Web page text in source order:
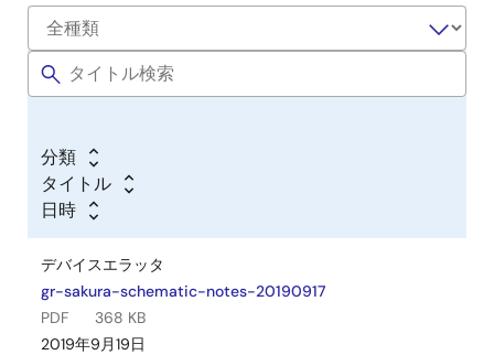
分類
タイトル
日時
デバイスエラッタ
gr-sakura-schematic-notes-20190917
PDF
368 KB
2019年9月19日